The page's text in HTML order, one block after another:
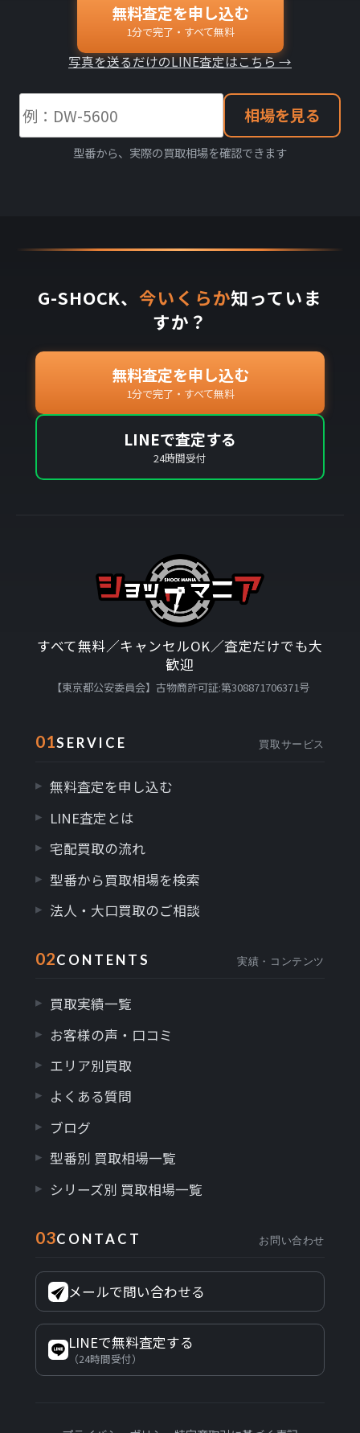
無料査定を申し込む
1分で完了・すべて無料
写真を送るだけのLINE査定はこちら →
相場を見る
型番から、実際の買取相場を確認できます
G-SHOCK、今いくらか知っていま
すか？
無料査定を申し込む
1分で完了・すべて無料
LINEで査定する
24時間受付
すべて無料／キャンセルOK／査定だけでも大
歓迎
【東京都公安委員会】古物商許可証:第308871706371号
01SERVICE 買取サービス
無料査定を申し込む
LINE査定とは
宅配買取の流れ
型番から買取相場を検索
法人・大口買取のご相談
02CONTENTS 実績・コンテンツ
買取実績一覧
お客様の声・口コミ
エリア別買取
よくある質問
ブログ
型番別 買取相場一覧
シリーズ別 買取相場一覧
03CONTACT お問い合わせ
メールで問い合わせる
LINEで無料査定する
（24時間受付）